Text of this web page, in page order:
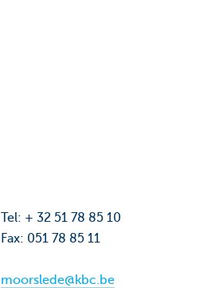
Tel: + 32 51 78 85 10
Fax: 051 78 85 11
moorslede@kbc.be